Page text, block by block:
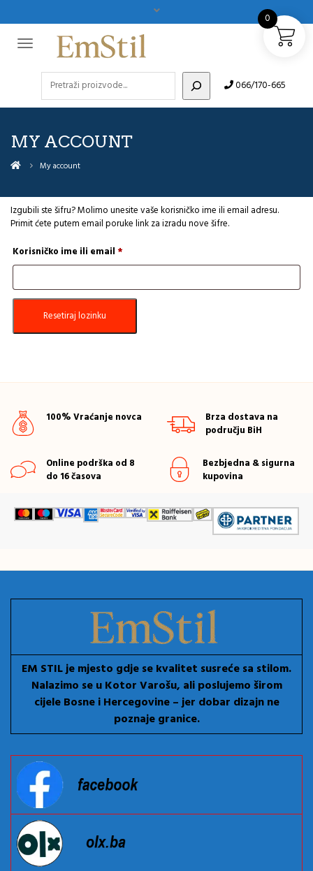
066/170-665
MY ACCOUNT
My account
Izgubili ste šifru? Molimo unesite vaše korisničko ime ili email adresu.
Primit ćete putem email poruke link za izradu nove šifre.
Korisničko ime ili email *
Resetiraj lozinku
100% Vraćanje novca
Brza dostava na
području BiH
Online podrška od 8
do 16 časova
Bezbjedna & sigurna
kupovina
EM STIL je mjesto gdje se kvalitet susreće sa stilom.
Nalazimo se u Kotor Varošu, ali poslujemo širom
cijele Bosne i Hercegovine – jer dobar dizajn ne
poznaje granice.
0